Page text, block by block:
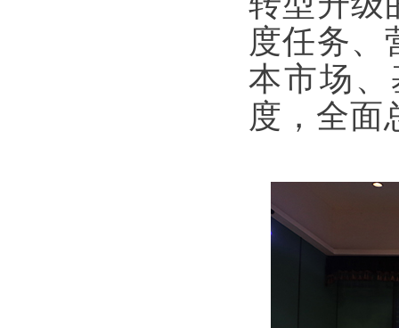
度任务、
本市场
度，全面